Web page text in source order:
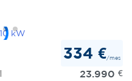
334 €/mes
23.990 €